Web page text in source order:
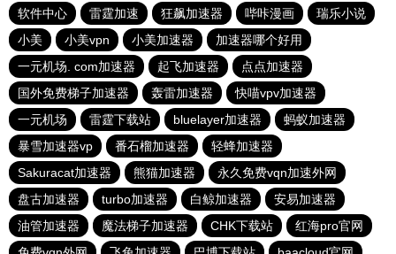
软件中心
雷霆加速 狂飙加速器 哔咔漫画
瑞乐小说
小美
小美vpn 小美加速器
加速器哪个好用
一元机场. com加速器
起飞加速器
点点加速器
国外免费梯子加速器
轰雷加速器
快喵vpv加速器
一元机场
雷霆下载站 bluelayer加速器
蚂蚁加速器
暴雪加速器vp
番石榴加速器
轻蜂加速器
Sakuracat加速器
熊猫加速器
永久免费vqn加速外网
盘古加速器
turbo加速器 白鲸加速器
安易加速器
油管加速器
魔法梯子加速器 CHK下载站
红海pro官网